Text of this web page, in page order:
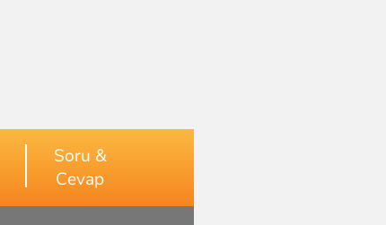
Soru &
Cevap